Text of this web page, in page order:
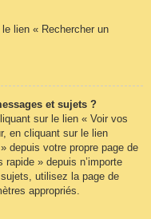
lien « Rechercher un
et sujets ?
sur le lien « Voir vos
en cliquant sur le lien
depuis votre propre page de
» depuis n’importe
utilisez la page de
appropriés.